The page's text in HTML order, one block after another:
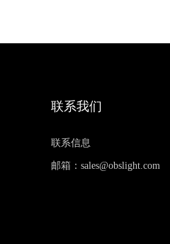
联系我们
联系信息
邮箱：sales@obslight.com